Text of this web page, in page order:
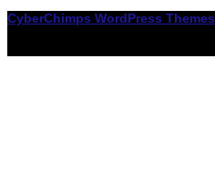
CyberChimps WordPress Themes